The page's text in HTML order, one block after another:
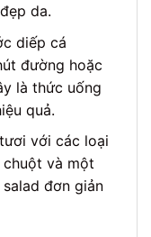
da.
diếp cá
đường hoặc
là thức uống
quả.
với các loại
chuột và một
đơn giản